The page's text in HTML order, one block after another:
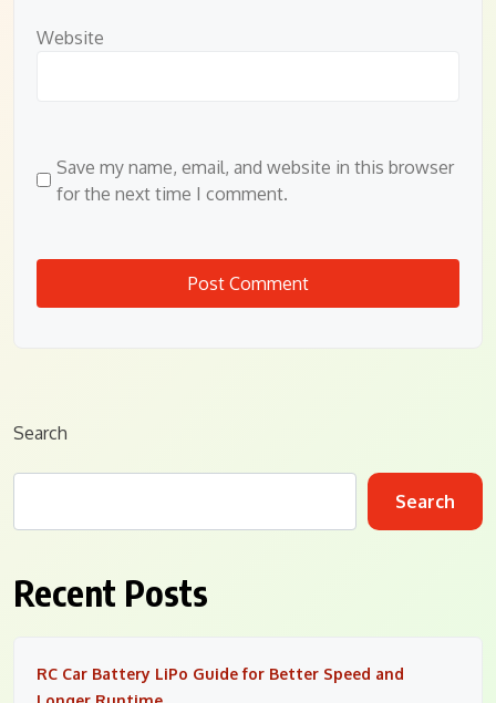
Website
Save my name, email, and website in this browser
for the next time I comment.
Search
Search
Recent Posts
RC Car Battery LiPo Guide for Better Speed and